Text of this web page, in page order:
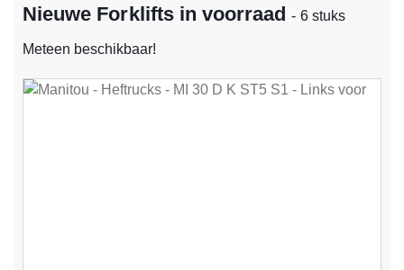
Nieuwe Forklifts in voorraad- 6 stuks
Meteen beschikbaar!